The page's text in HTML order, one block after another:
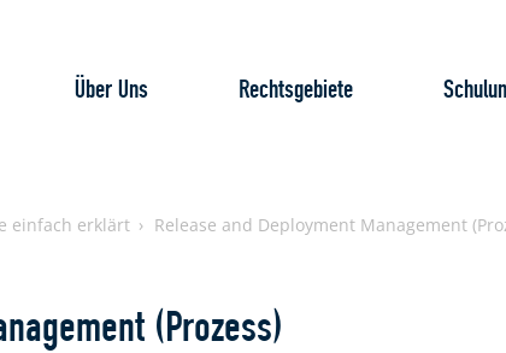
Über Uns Rechtsgebiete
einfach erklärt Release and Deployment Management
(Prozess)